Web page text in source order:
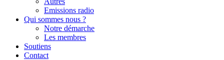
Emissions radio
Qui sommes nous ?
Notre démarche
Les membres
Soutiens
Contact